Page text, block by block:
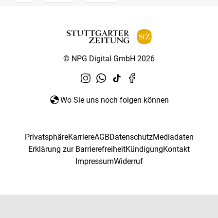
© NPG Digital GmbH 2026
Wo Sie uns noch folgen können
PrivatsphäreKarriereAGBDatenschutzMediadaten
Erklärung zur BarrierefreiheitKündigungKontakt
ImpressumWiderruf